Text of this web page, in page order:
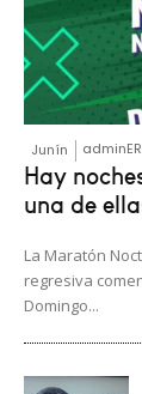
Junín
Hay
una de
La Maratón
regresiva
Domingo...